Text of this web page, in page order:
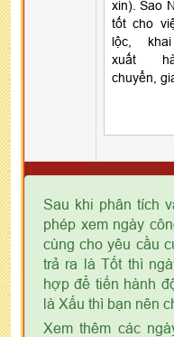
xin). Sao
tốt cho
lộc,
xuất
chuyển,
Sau khi phân tích
phép xem ngày
cùng cho yêu cầu
trả ra là Tốt thì
hợp để tiến hành
là Xấu thì bạn nên
Xem thêm các